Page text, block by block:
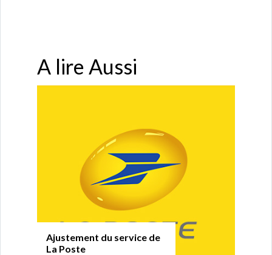
A lire Aussi
Ajustement du service de
La Poste